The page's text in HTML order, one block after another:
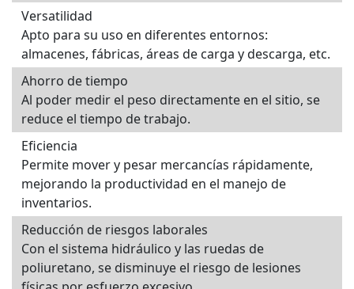
Versatilidad
Apto para su uso en diferentes entornos:
almacenes, fábricas, áreas de carga y descarga, etc.
Ahorro de tiempo
Al poder medir el peso directamente en el sitio, se
reduce el tiempo de trabajo.
Eficiencia
Permite mover y pesar mercancías rápidamente,
mejorando la productividad en el manejo de
inventarios.
Reducción de riesgos laborales
Con el sistema hidráulico y las ruedas de
poliuretano, se disminuye el riesgo de lesiones